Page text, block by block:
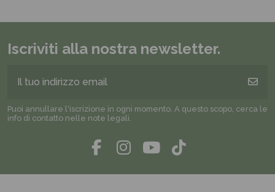
Iscriviti alla nostra newsletter.
Puoi annullare l'iscrizione in ogni momento. A questo scopo, cerca le
info di contatto nelle note legali.